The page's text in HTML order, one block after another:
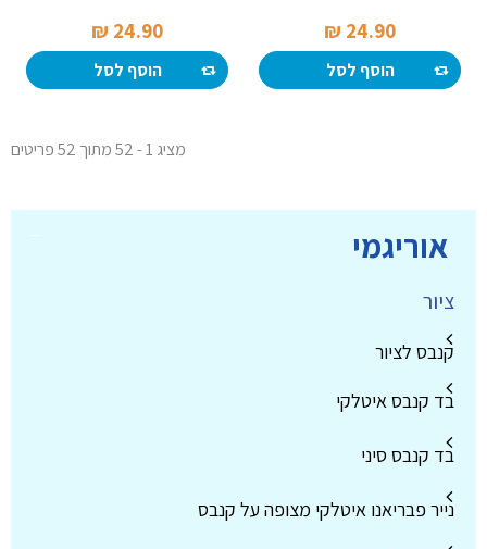
24.90 ₪‎
הוסף לסל
24.90 ₪‎
הוסף לסל
מציג 1 - 52 מתוך 52 פריטים
אוריגמי
ציור
קנבס לציור
בד קנבס איטלקי
בד קנבס סיני
נייר פבריאנו איטלקי מצופה על קנבס